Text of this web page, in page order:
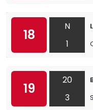
18
N
1
19
20
3